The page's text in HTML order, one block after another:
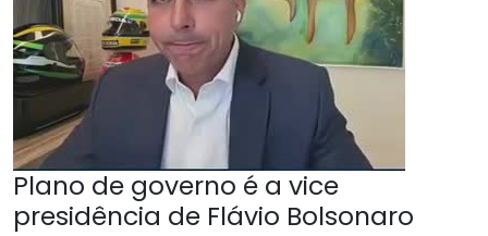
Plano de governo é a vice
presidência de Flávio Bolsonaro